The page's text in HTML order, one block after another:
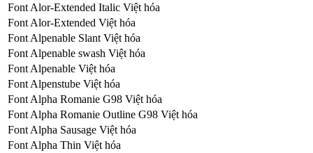
Font Alor-Extended Italic Việt hóa
Font Alor-Extended Việt hóa
Font Alpenable Slant Việt hóa
Font Alpenable swash Việt hóa
Font Alpenable Việt hóa
Font Alpenstube Việt hóa
Font Alpha Romanie G98 Việt hóa
Font Alpha Romanie Outline G98 Việt hóa
Font Alpha Sausage Việt hóa
Font Alpha Thin Việt hóa